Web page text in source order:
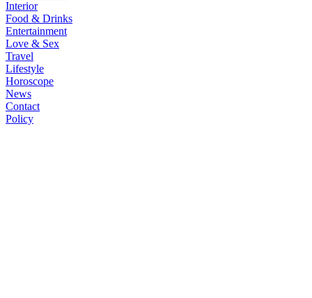
Interior
Food & Drinks
Entertainment
Love & Sex
Travel
Lifestyle
Horoscope
News
Contact
Policy